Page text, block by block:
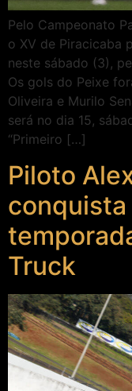
Pelo Campeonato
o XV de Piracicaba
neste sábado (3),
Os gols do Peixe
Oliveira e Murilo
será no dia 15,
“Primeiro […]
Piloto
Truck